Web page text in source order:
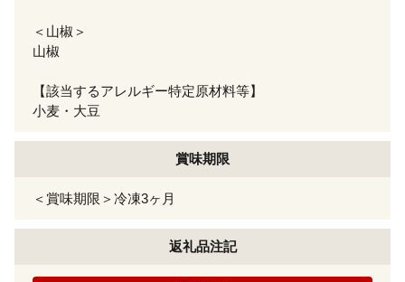
＜山椒＞
山椒
【該当するアレルギー特定原材料等】
小麦・大豆
賞味期限
＜賞味期限＞冷凍3ヶ月
返礼品注記